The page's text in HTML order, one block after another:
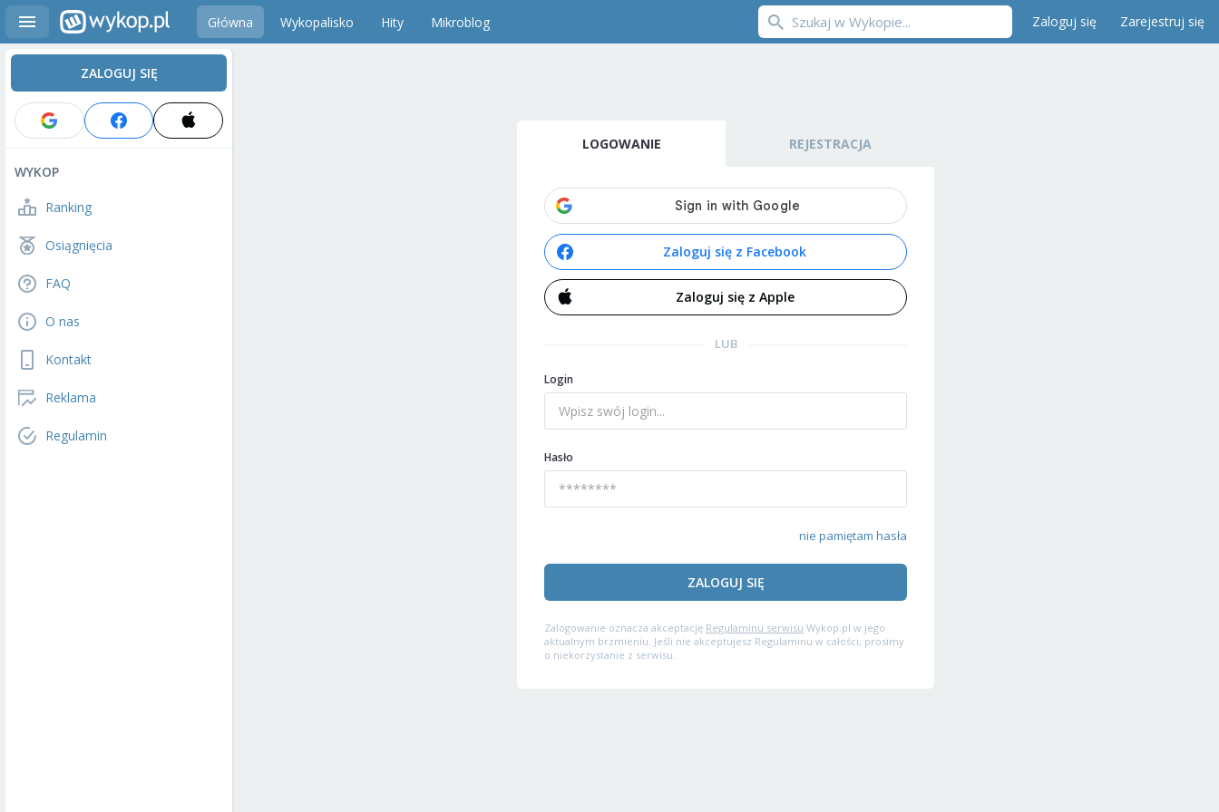
Główna Wykopalisko Hity Mikroblog Zaloguj się Zarejestruj się
ZALOGUJ SIĘ
WYKOP
Ranking
Osiągnięcia
FAQ
O nas
Kontakt
Reklama
Regulamin
LOGOWANIE REJESTRACJA
Zaloguj się z Facebook
Zaloguj się z Apple
LUB
Login
Hasło
nie pamiętam hasła
ZALOGUJ SIĘ
Zalogowanie oznacza akceptację Regulaminu serwisu Wykop.pl w jego
aktualnym brzmieniu. Jeśli nie akceptujesz Regulaminu w całości, prosimy
o niekorzystanie z serwisu.